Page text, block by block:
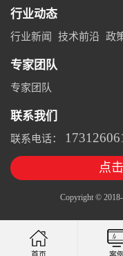
行业动态
行业新闻 技术前沿 政
专家团队
专家团队
联系我们
联系电话：
点
Copyright ©